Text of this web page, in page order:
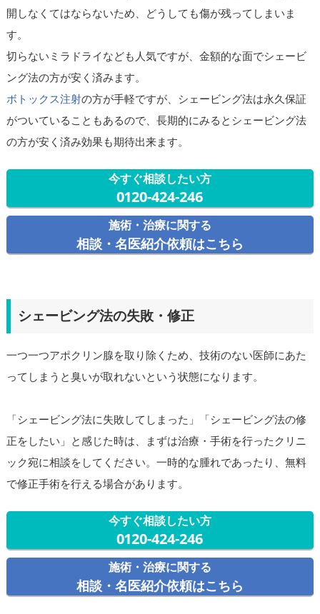
開しなくてはならないため、どうしても傷が残ってしまいま
す。
切らないミラドライなども人気ですが、金額的な面でシェービ
ング法の方が安く済みます。
ボトックス注射の方が手軽ですが、シェービング法は永久保証
がついていることもあるので、長期的にみるとシェービング法
の方が安く済み効果も期待出来ます。
今すぐ相談したい方
0120-424-246
施術・治療に関する
相談・名医紹介依頼はこちら
シェービング法の失敗・修正
一つ一つアポクリン腺を取り除くため、技術のない医師にあた
ってしまうと臭いが取れないという状態になります。
「シェービング法に失敗してしまった」「シェービング法の修
正をしたい」と感じた時は、まずは治療・手術を行ったクリニ
ック宛に相談をしてください。一時的な腫れであったり、無料
で修正手術を行える場合があります。
今すぐ相談したい方
0120-424-246
施術・治療に関する
相談・名医紹介依頼はこちら